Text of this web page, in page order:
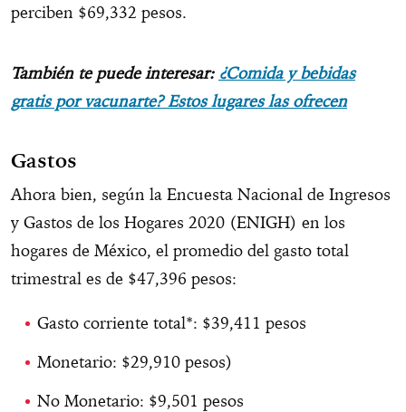
perciben $69,332 pesos.
También te puede interesar: ¿Comida y bebidas
gratis por vacunarte? Estos lugares las ofrecen
Gastos
Ahora bien, según la Encuesta Nacional de Ingresos
y Gastos de los Hogares 2020 (ENIGH) en los
hogares de México, el promedio del gasto total
trimestral es de $47,396 pesos:
Gasto corriente total*: $39,411 pesos
Monetario: $29,910 pesos)
No Monetario: $9,501 pesos